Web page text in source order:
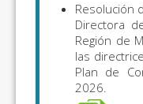
Resolución
Directora
Región de
las
Plan de
2026.